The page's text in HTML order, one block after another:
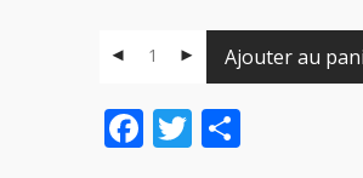
Ajouter au
Facebook
Twitter
Share